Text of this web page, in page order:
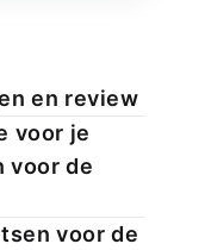
en review
voor je
voor de
voor de